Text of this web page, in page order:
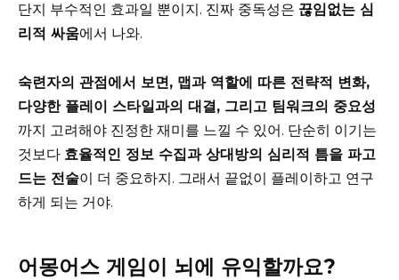
단지 부수적인 효과일 뿐이지. 진짜 중독성은 끊임없는 심
리적 싸움에서 나와.
숙련자의 관점에서 보면, 맵과 역할에 따른 전략적 변화,
다양한 플레이 스타일과의 대결, 그리고 팀워크의 중요성
까지 고려해야 진정한 재미를 느낄 수 있어. 단순히 이기는
것보다 효율적인 정보 수집과 상대방의 심리적 틈을 파고
드는 전술이 더 중요하지. 그래서 끝없이 플레이하고 연구
하게 되는 거야.
어몽어스 게임이 뇌에 유익할까요?